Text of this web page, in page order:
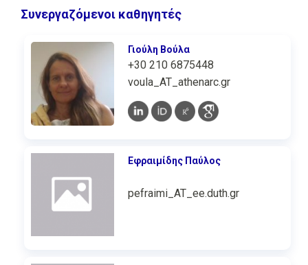
Συνεργαζόμενοι καθηγητές
Γιούλη Βούλα
+30 210 6875448
voula_AT_athenarc.gr
Εφραιμίδης Παύλος
pefraimi_AT_ee.duth.gr